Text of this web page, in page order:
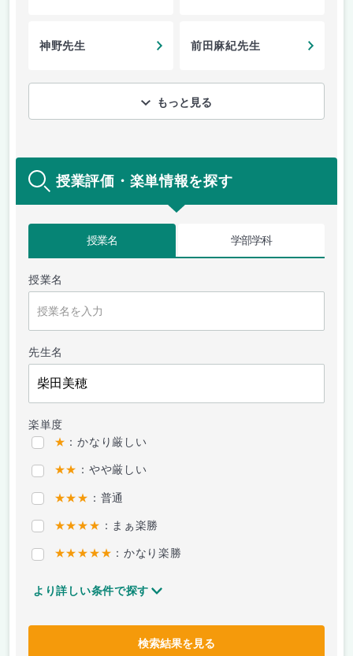
神野先生 前田麻紀先生
もっと見る
授業評価・楽単情報を探す
授業名 学部学科
授業名
先生名
楽単度
★ ：かなり厳しい
★★ ：やや厳しい
★★★ ：普通
★★★★ ：まぁ楽勝
★★★★★ ：かなり楽勝
より詳しい条件で探す
検索結果を見る